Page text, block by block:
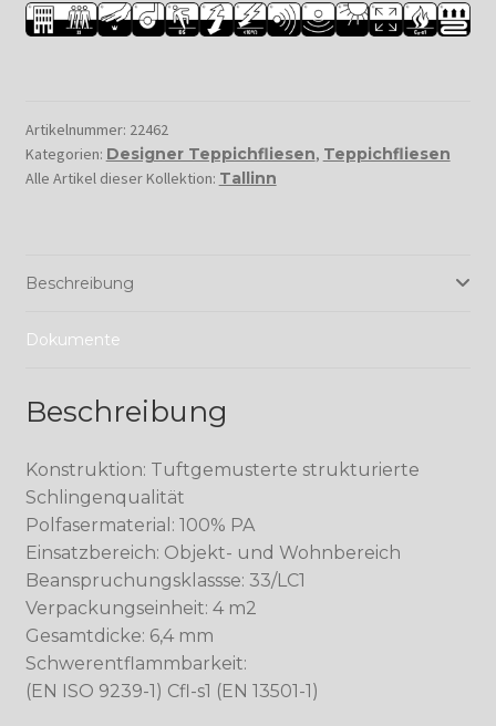
Artikelnummer: 22462
Kategorien: Designer Teppichfliesen, Teppichfliesen
Alle Artikel dieser Kollektion: Tallinn
Beschreibung
Dokumente
Beschreibung
Konstruktion: Tuftgemusterte strukturierte
Schlingenqualität
Polfasermaterial: 100% PA
Einsatzbereich: Objekt- und Wohnbereich
Beanspruchungsklassse: 33/LC1
Verpackungseinheit: 4 m2
Gesamtdicke: 6,4 mm
Schwerentflammbarkeit:
(EN ISO 9239-1) Cfl-s1 (EN 13501-1)